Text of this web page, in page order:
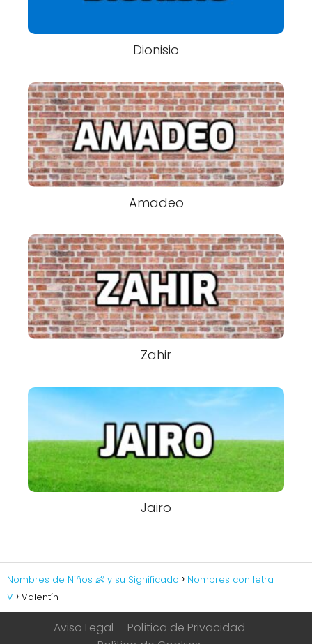
Dionisio
Amadeo
Zahir
Jairo
Nombres de Niños 👶 y su Significado
Nombres con letra
V
Valentín
Aviso Legal
Política de Privacidad